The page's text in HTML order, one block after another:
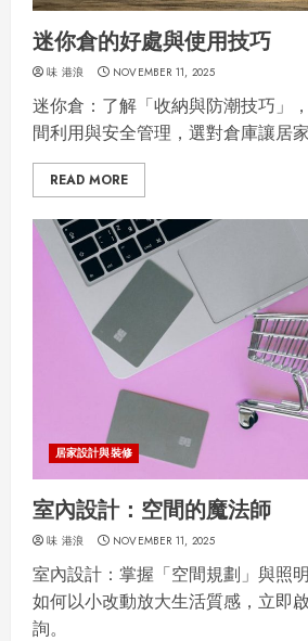
迷你倉的好處與使用技巧
味 港浪 NOVEMBER 11, 2025
迷你倉：了解「收納與防潮技巧」
間利用與安全管理，選對倉庫讓居
READ MORE
居家設計與裝修
室內設計：空間的魔法師
味 港浪 NOVEMBER 11, 2025
室內設計：掌握「空間規劃」與照
如何以小改動放大生活質感，立即
詢。